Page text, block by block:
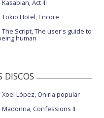
Kasabian, Act III
Tokio Hotel, Encore
The Script, The user's guide to
human
DISCOS
Xoel López, Oniria popular
Madonna, Confessions II